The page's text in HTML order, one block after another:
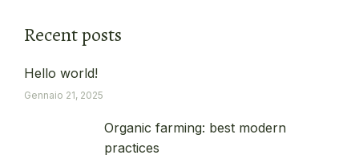
Recent posts
Hello world!
Gennaio 21, 2025
Organic farming: best modern
practices